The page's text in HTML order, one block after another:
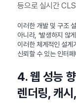
등으로 실시간
이러한 개발 및 구조
아니라, ‘발생하지 않
이러한 체계적인 설계
신뢰할 수 있는 인터
4. 웹 성능
렌더링, 캐